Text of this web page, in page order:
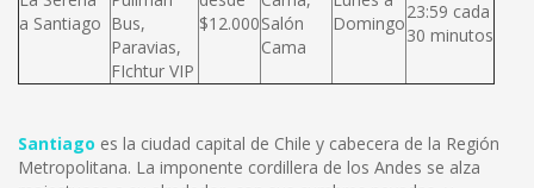
a Santiago Bus,
Paravias,
FIchtur VIP
$12.000Salón
Cama
Domingo
23:59 cada
30 minutos
Santiago es la ciudad capital de Chile y cabecera de la Región
Metropolitana. La imponente cordillera de los Andes se alza